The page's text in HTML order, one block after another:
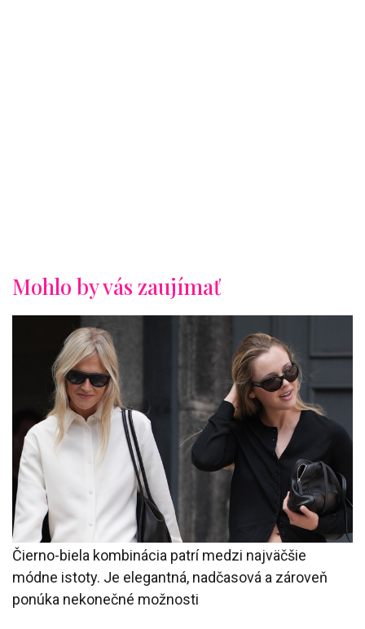
Mohlo by vás zaujímať
Čierno-biela kombinácia patrí medzi najväčšie
módne istoty. Je elegantná, nadčasová a zároveň
ponúka nekonečné možnosti